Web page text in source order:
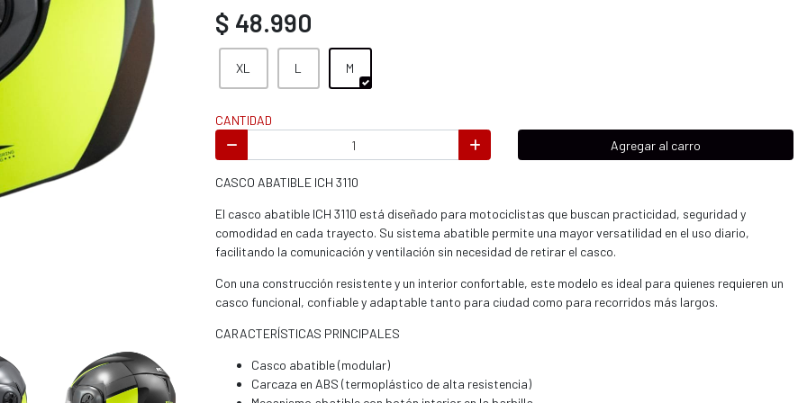
/ enduro
/ enduro / ATV
$ 48.990
XL L M
CANTIDAD
Agregar al carro
CASCO ABATIBLE ICH 3110
El casco abatible ICH 3110 está diseñado para motociclistas que buscan practicidad, seguridad y
comodidad en cada trayecto. Su sistema abatible permite una mayor versatilidad en el uso diario,
facilitando la comunicación y ventilación sin necesidad de retirar el casco.
Con una construcción resistente y un interior confortable, este modelo es ideal para quienes requieren un
casco funcional, confiable y adaptable tanto para ciudad como para recorridos más largos.
CARACTERÍSTICAS PRINCIPALES
Casco abatible (modular)
Carcaza en ABS (termoplástico de alta resistencia)